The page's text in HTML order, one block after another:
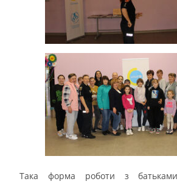
Така форма роботи з